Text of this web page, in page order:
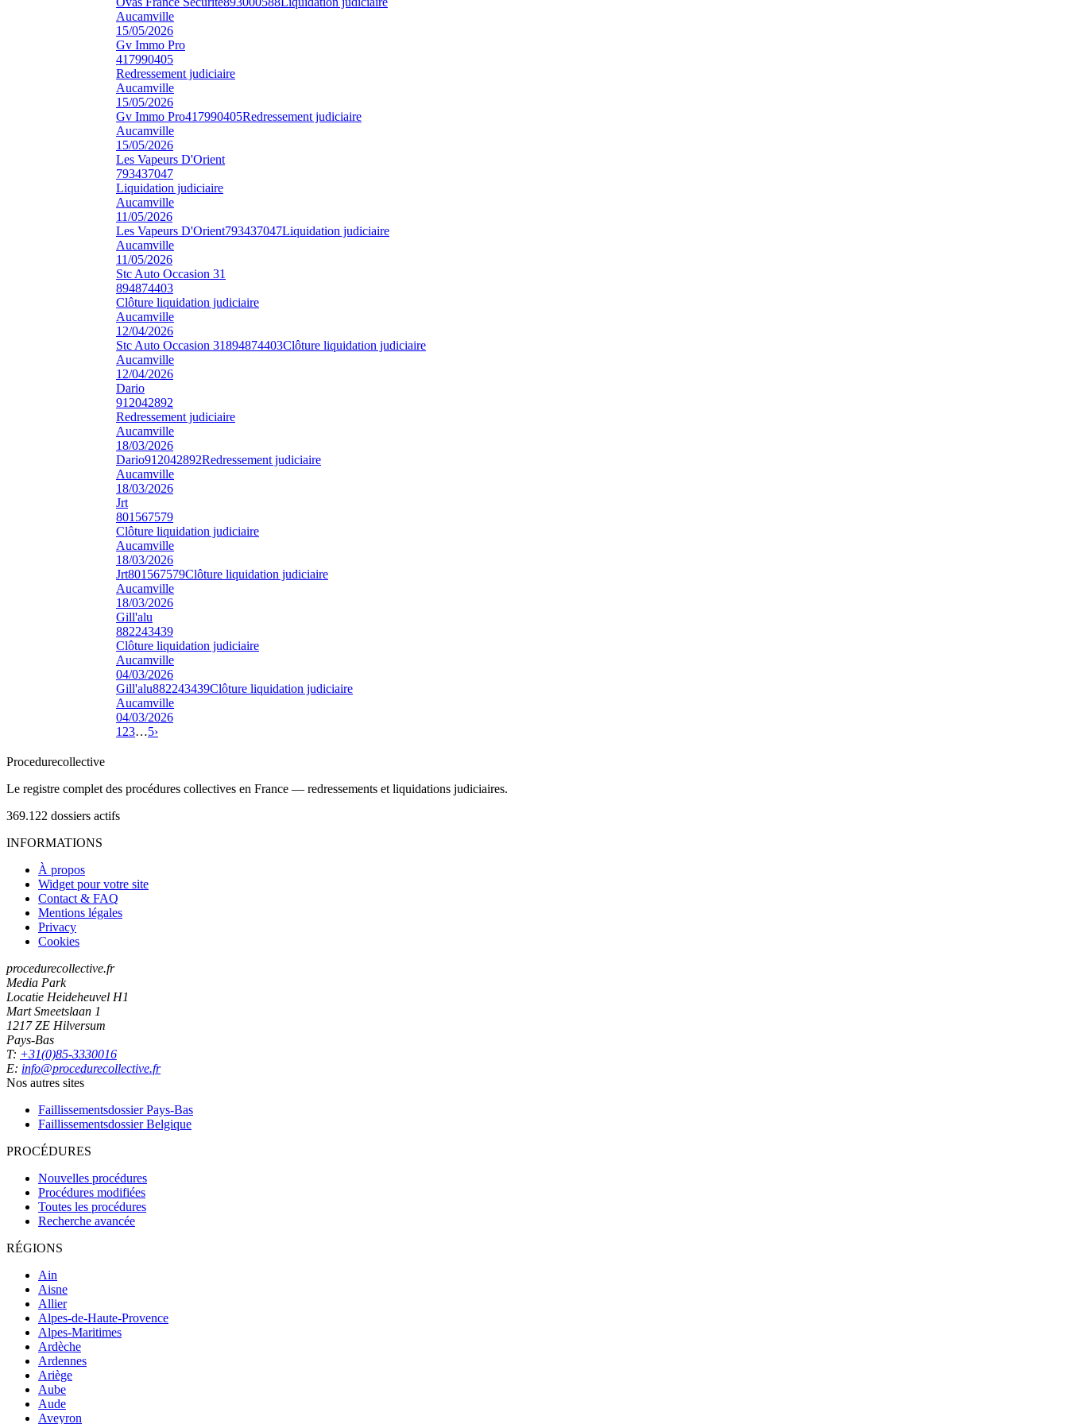
Aucamville
15/05/2026
Gv Immo Pro
417990405
Redressement judiciaire
Aucamville
15/05/2026
Gv Immo Pro417990405Redressement judiciaire
Aucamville
15/05/2026
Les Vapeurs D'Orient
793437047
Liquidation judiciaire
Aucamville
11/05/2026
Les Vapeurs D'Orient793437047Liquidation judiciaire
Aucamville
11/05/2026
Stc Auto Occasion 31
894874403
Clôture liquidation judiciaire
Aucamville
12/04/2026
Stc Auto Occasion 31894874403Clôture liquidation judiciaire
Aucamville
12/04/2026
Dario
912042892
Redressement judiciaire
Aucamville
18/03/2026
Dario912042892Redressement judiciaire
Aucamville
18/03/2026
Jrt
801567579
Clôture liquidation judiciaire
Aucamville
18/03/2026
Jrt801567579Clôture liquidation judiciaire
Aucamville
18/03/2026
Gill'alu
882243439
Clôture liquidation judiciaire
Aucamville
04/03/2026
Gill'alu882243439Clôture liquidation judiciaire
Aucamville
04/03/2026
1 23…5›
Procedurecollective
Le registre complet des procédures collectives en France — redressements et liquidations judiciaires.
369.122 dossiers actifs
INFORMATIONS
À propos
Widget pour votre site
Contact & FAQ
Mentions légales
Privacy
Cookies
procedurecollective.fr
Media Park
Locatie Heideheuvel H1
Mart Smeetslaan 1
1217 ZE Hilversum
Pays-Bas
T: +31(0)85-3330016
E: info@procedurecollective.fr
Nos autres sites
Faillissementsdossier Pays-Bas
Faillissementsdossier Belgique
PROCÉDURES
Nouvelles procédures
Procédures modifiées
Toutes les procédures
Recherche avancée
RÉGIONS
Ain
Aisne
Allier
Alpes-de-Haute-Provence
Alpes-Maritimes
Ardèche
Ardennes
Ariège
Aube
Aude
Aveyron